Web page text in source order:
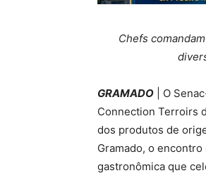
Chefs
GRAMADO | O
Connection Terroirs
dos produtos de
Gramado, o
gastronômica que